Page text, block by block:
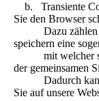
b. Transiente
Sie den Browser
Dazu zählen
speichern eine
mit welcher
der gemeinsamen
Dadurch kann
Sie auf unsere